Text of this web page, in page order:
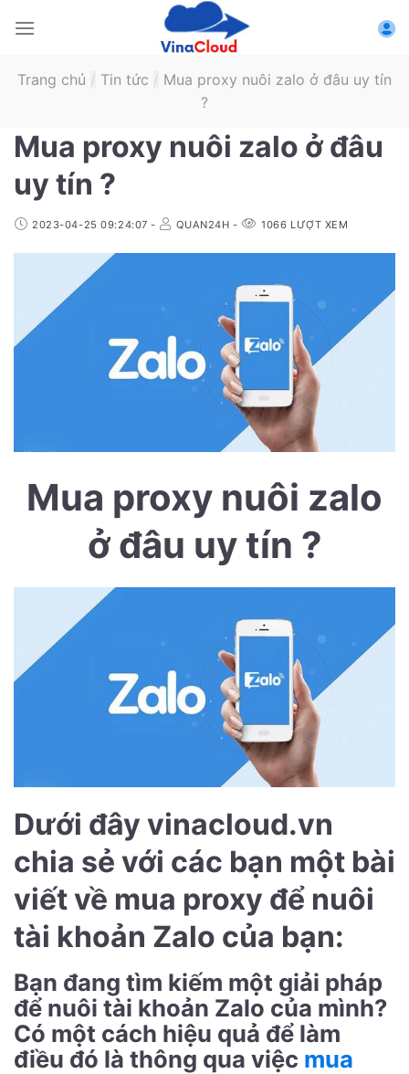
Trang chủ / Tin tức / Mua proxy nuôi zalo ở đâu uy tín
?
Mua proxy nuôi zalo ở đâu
uy tín ?
2023-04-25 09:24:07 - QUAN24H - 1066 LƯỢT XEM
Mua proxy nuôi zalo
ở đâu uy tín ?
Dưới đây vinacloud.vn
chia sẻ với các bạn một bài
viết về mua proxy để nuôi
tài khoản Zalo của bạn:
Bạn đang tìm kiếm một giải pháp
để nuôi tài khoản Zalo của mình?
Có một cách hiệu quả để làm
điều đó là thông qua việc mua